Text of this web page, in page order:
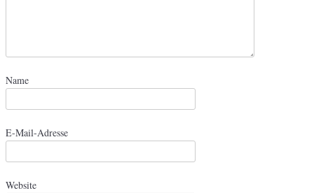
Name
E-Mail-Adresse
Website